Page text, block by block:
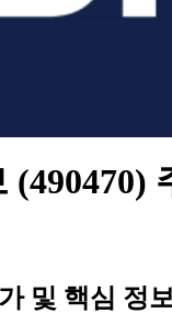
(490470)
및 핵심 정